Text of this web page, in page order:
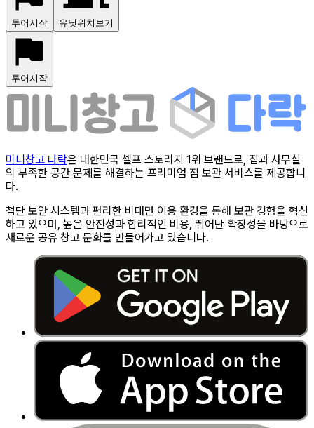
투어시작 유닛위치보기
투어시작
미니창고 다락은 대한민국 셀프 스토리지 1위 브랜드로, 집과 사무실
의 부족한 공간 문제를 해결하는 프리미엄 짐 보관 서비스를 제공합니
다.
첨단 보안 시스템과 편리한 비대면 이용 환경을 통해 보관 경험을 혁신
하고 있으며, 높은 안전성과 합리적인 비용, 뛰어난 확장성을 바탕으로
새로운 공유 창고 문화를 만들어가고 있습니다.